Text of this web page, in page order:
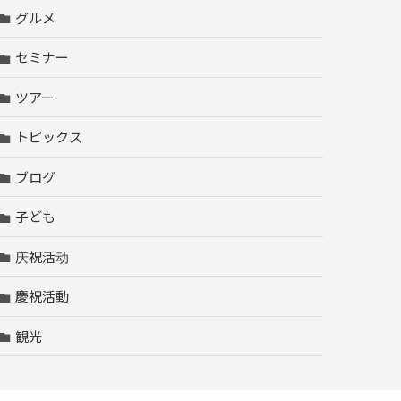
グルメ
セミナー
ツアー
トピックス
ブログ
子ども
庆祝活动
慶祝活動
観光